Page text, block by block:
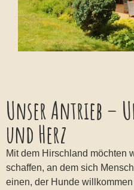
Unser Antrieb –
und Herz
Mit dem Hirschland möchten
schaffen, an dem sich
einen, der Hunde